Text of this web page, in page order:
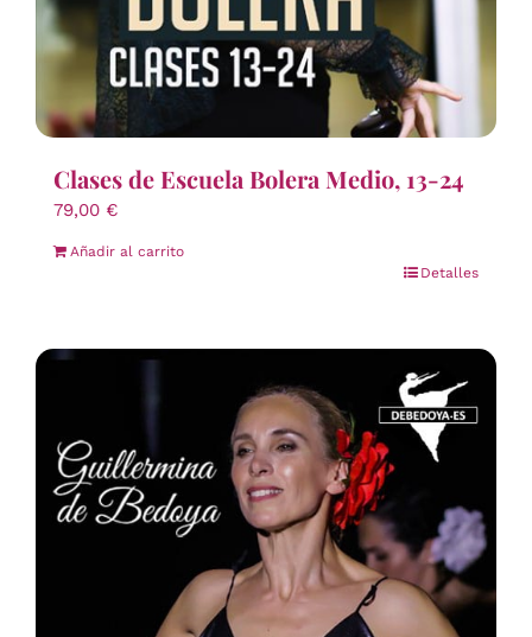
Clases de Escuela Bolera Medio, 13-24
79,00 €
Añadir al carrito
Detalles